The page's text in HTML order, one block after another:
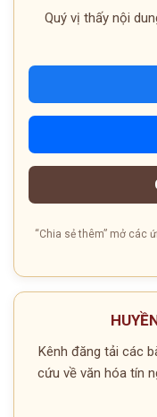
Quý vị thấy nội
“Chia sẻ thêm” mở các
Kênh đăng tải các
cứu về văn hóa tín